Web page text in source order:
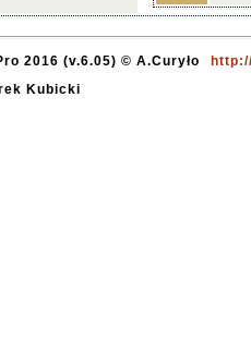
2016 (v.6.05) © A.Curyło
Kubicki